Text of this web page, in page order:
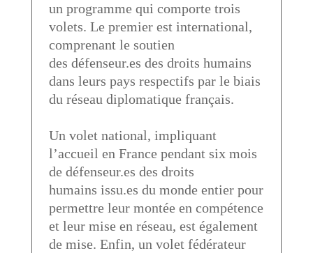
un programme qui comporte trois
volets. Le premier est international,
comprenant le soutien
des défenseur.es des droits humains
dans leurs pays respectifs par le biais
du réseau diplomatique français.
Un volet national, impliquant
l’accueil en France pendant six mois
de défenseur.es des droits
humains issu.es du monde entier pour
permettre leur montée en compétence
et leur mise en réseau, est également
de mise. Enfin, un volet fédérateur